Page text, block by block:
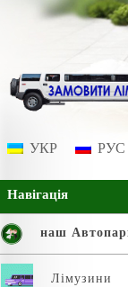
УКР РУС
Навігація
наш
Лімузини